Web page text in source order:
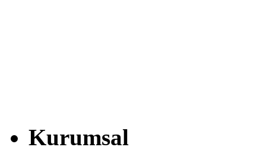
Kurumsal